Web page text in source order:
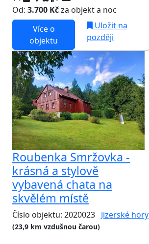
Od: 3.700 Kčza objekt a noc
Více o
objektu
Uložit na
později
Roubenka Smržovka -
krásná a stylově
vybavená chata na
skvělém místě
Číslo objektu: 2020023 Jizerské hory
(23,9 km vzdušnou čarou)